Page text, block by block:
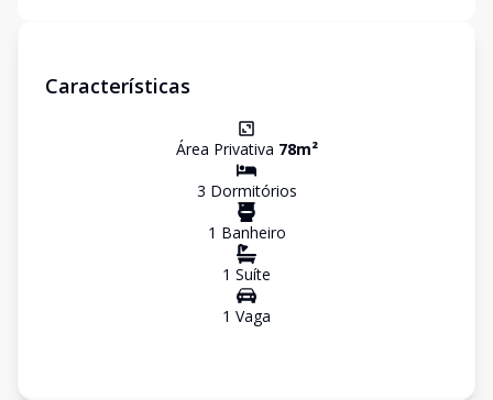
Características
Área Privativa 78m²
3 Dormitórios
1 Banheiro
1 Suíte
1 Vaga